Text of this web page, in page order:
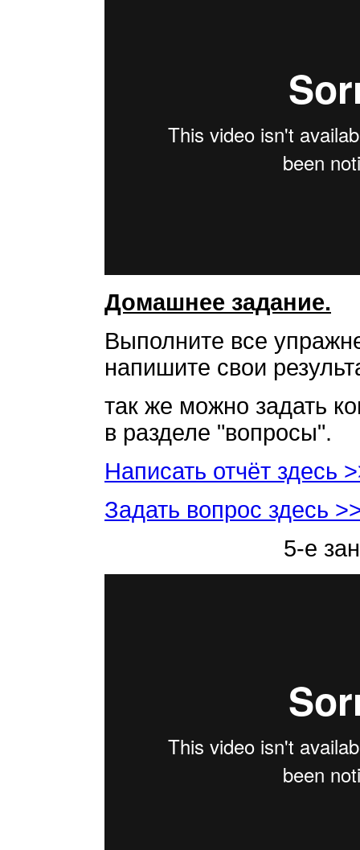
Домашнее задание.
Выполните все
напишите свои
так же можно задать
в разделе "вопросы".
Написать отчёт здесь
Задать вопрос здесь
5-е